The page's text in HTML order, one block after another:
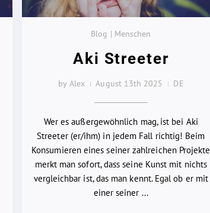
Blog | Menschen
Aki Streeter
by Alex August 13th 2025 DE
Wer es außergewöhnlich mag, ist bei Aki
Streeter (er/ihm) in jedem Fall richtig! Beim
Konsumieren eines seiner zahlreichen Projekte
merkt man sofort, dass seine Kunst mit nichts
vergleichbar ist, das man kennt. Egal ob er mit
einer seiner ...